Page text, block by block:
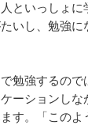
といっしょに
いし、勉強
勉強するの
ーションしな
す。「この